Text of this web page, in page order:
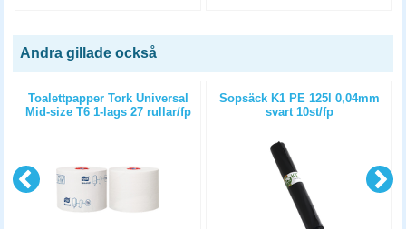
Andra gillade också
Toalettpapper Tork Universal
Mid-size T6 1-lags 27 rullar/fp
Sopsäck K1 PE 125l 0,04mm
svart 10st/fp